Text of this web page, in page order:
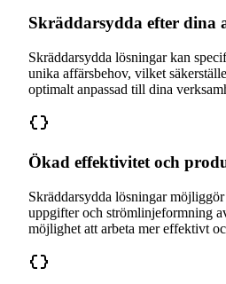
Skräddarsydda efter dina
Skräddarsydda lösningar kan
unika affärsbehov, vilket
optimalt anpassad till dina
Ökad effektivitet och
Skräddarsydda lösningar
uppgifter och strömlinjeformning
möjlighet att arbeta mer effektivt